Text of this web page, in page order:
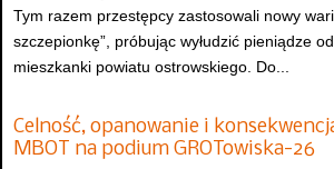
Tym razem przestępcy zastosowali nowy
szczepionkę”, próbując wyłudzić pieniądze
mieszkanki powiatu ostrowskiego. Do...
Celność, opanowanie i
MBOT na podium GROTowiska-26